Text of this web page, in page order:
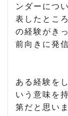
ンダーにつ
表したとこ
の経験がき
前向きに発
ある経験を
いう意味を
第だと思いま